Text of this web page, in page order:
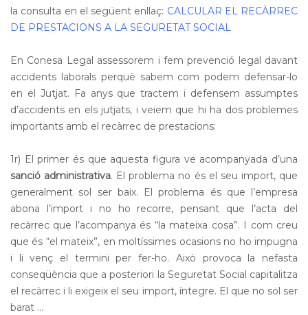
la consulta en el següent enllaç: CALCULAR EL RECÀRREC
DE PRESTACIONS A LA SEGURETAT SOCIAL
En Conesa Legal assessorem i fem prevenció legal davant
accidents laborals perquè sabem com podem defensar-lo
en el Jutjat. Fa anys que tractem i defensem assumptes
d’accidents en els jutjats, i veiem que hi ha dos problemes
importants amb el recàrrec de prestacions:
1r) El primer és que aquesta figura ve acompanyada d’una
sanció administrativa. El problema no és el seu import, que
generalment sol ser baix. El problema és que l’empresa
abona l’import i no ho recorre, pensant que l’acta del
recàrrec que l’acompanya és “la mateixa cosa”. I com creu
que és “el mateix”, en moltíssimes ocasions no ho impugna
i li venç el termini per fer-ho. Això provoca la nefasta
conseqüència que a posteriori la Seguretat Social capitalitza
el recàrrec i li exigeix el seu import, íntegre. El que no sol ser
barat …